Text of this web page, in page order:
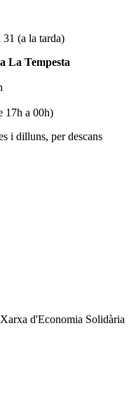
(a la tarda)
La Tempesta
17h a 00h)
i dilluns, per descans
d'Economia Solidària